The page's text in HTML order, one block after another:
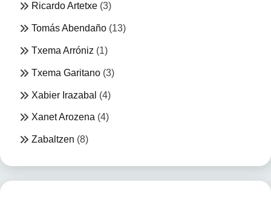
Ricardo Artetxe (3)
Tomás Abendaño (13)
Txema Arróniz (1)
Txema Garitano (3)
Xabier Irazabal (4)
Xanet Arozena (4)
Zabaltzen (8)